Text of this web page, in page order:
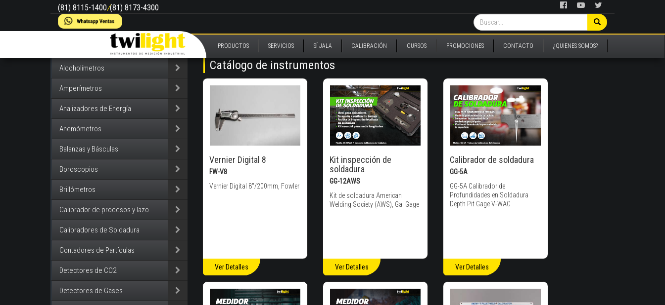
(81) 8115-1400/(81) 8173-4300
PRODUCTOS SERVICIOS SÍ JALA CALIBRACIÓN CURSOS PROMOCIONES CONTACTO ¿QUIENES SOMOS?
Alcoholímetros
Amperímetros
Analizadores de Energía
Anemómetros
Balanzas y Básculas
Boroscopios
Brillómetros
Calibrador de procesos y lazo
Calibradores de Soldadura
Contadores de Partículas
Detectores de CO2
Detectores de Gases
Catálogo de instrumentos
Vernier Digital 8
FW-V8
Vernier Digital 8"/200mm, Fowler
Ver Detalles
Kit inspección de
soldadura
GG-12AWS
Kit de soldadura American
Welding Society (AWS), Gal Gage
Ver Detalles
Calibrador de soldadura
GG-5A
GG-5A Calibrador de
Profundidades en Soldadura
Depth Pit Gage V-WAC
Ver Detalles